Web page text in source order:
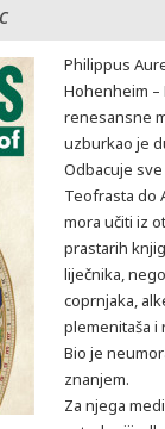
Philippus
Hohenheim –
renesansne
uzburkao je
Odbacuje
Teofrasta do
mora učiti iz
prastarih
liječnika,
coprnjaka,
plemenitaša i
Bio je
znanjem.
Za njega